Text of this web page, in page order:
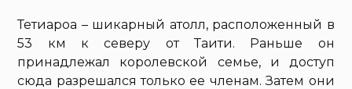
Тетиароа – шикарный атолл, расположенный в
53 км к северу от Таити. Раньше он
принадлежал королевской семье, и доступ
сюда разрешался только ее членам. Затем они